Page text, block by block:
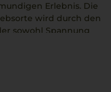
Erlebnis. Die
wird durch den
sowohl Spannung
sind dazu